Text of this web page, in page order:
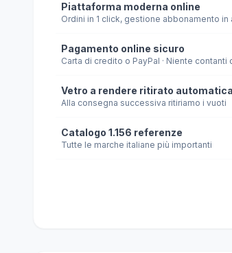
Piattaforma moderna online
Ordini in 1 click, gestione abbonamento in
Pagamento online sicuro
Carta di credito o PayPal · Niente contanti
Vetro a rendere ritirato
Alla consegna successiva ritiriamo i vuoti
Catalogo 1.156 referenze
Tutte le marche italiane più importanti